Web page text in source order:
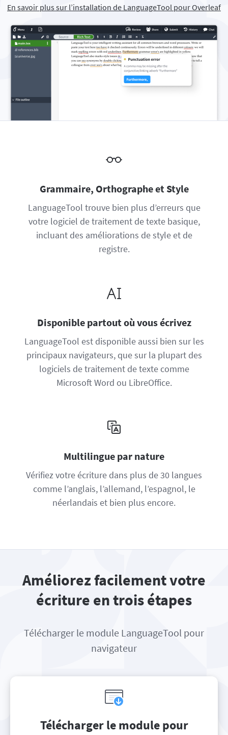
Firefox
Safari
Opera
Outlook
BETA
Apple Mail
Thunderbird
Google Docs
Word
Apple Pages
Applications
macOS
En savoir plus
Pour les Entreprises
Blog
Mentions légales
En savoir plus sur l’installation de LanguageTool pour Overleaf
Grammaire, Orthographe et Style
LanguageTool trouve bien plus d’erreurs que
votre logiciel de traitement de texte basique,
incluant des améliorations de style et de
registre.
Disponible partout où vous écrivez
LanguageTool est disponible aussi bien sur les
principaux navigateurs, que sur la plupart des
logiciels de traitement de texte comme
Microsoft Word ou LibreOffice.
Multilingue par nature
Vérifiez votre écriture dans plus de 30 langues
comme l’anglais, l’allemand, l’espagnol, le
néerlandais et bien plus encore.
Améliorez facilement votre
écriture en trois étapes
Télécharger le module LanguageTool pour
navigateur
Télécharger le module pour